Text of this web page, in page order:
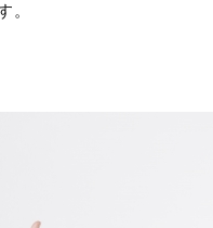
。